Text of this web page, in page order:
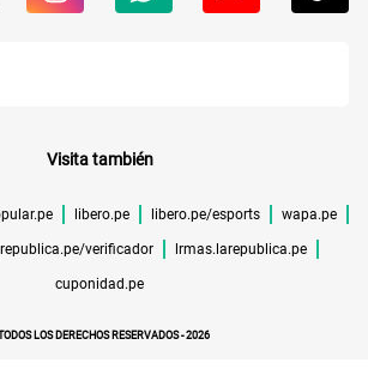
Visita también
libero.pe libero.pe/esports wapa.pe
verificador lrmas.larepublica.pe
cuponidad.pe
LOS DERECHOS RESERVADOS -2026